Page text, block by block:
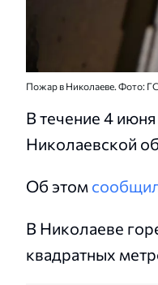
Пожар в Николаеве. Фото:
В течение 4
Николаевской
Об этом
В Николаеве
квадратных